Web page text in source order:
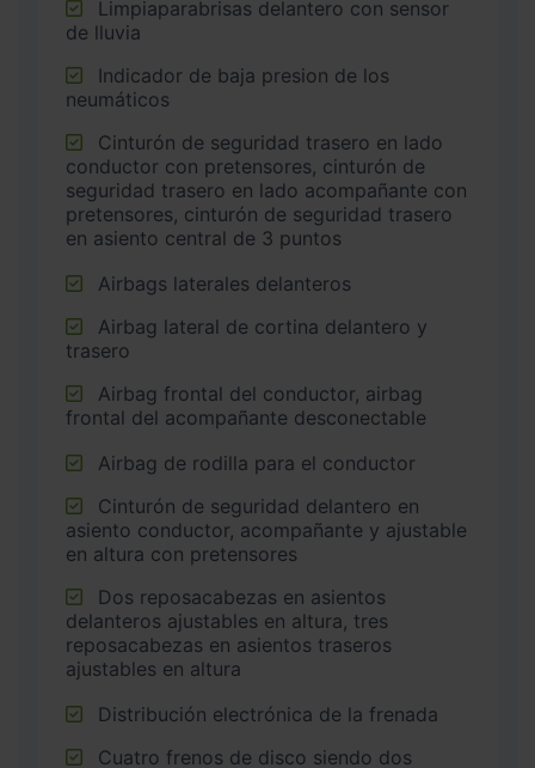
de lluvia
neumáticos
conductor con pretensores, cinturón de
seguridad trasero en lado acompañante con
pretensores, cinturón de seguridad trasero
en asiento central de 3 puntos
Airbags laterales delanteros
trasero
frontal del acompañante desconectable
Airbag de rodilla para el conductor
asiento conductor, acompañante y ajustable
en altura con pretensores
delanteros ajustables en altura, tres
reposacabezas en asientos traseros
ajustables en altura
Distribución electrónica de la frenada